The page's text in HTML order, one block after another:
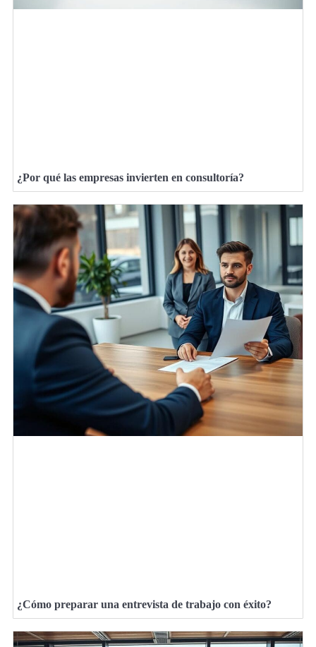
¿Por qué las empresas invierten en consultoría?
¿Cómo preparar una entrevista de trabajo con éxito?